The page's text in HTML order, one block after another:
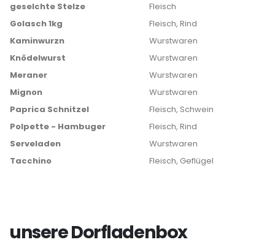
geselchte Stelze
Fleisch
Golasch 1kg
Fleisch, Rind
Kaminwurzn
Wurstwaren
Knödelwurst
Wurstwaren
Meraner
Wurstwaren
Mignon
Wurstwaren
Paprica Schnitzel
Fleisch, Schwein
Polpette - Hambuger
Fleisch, Rind
Serveladen
Wurstwaren
Tacchino
Fleisch, Geflügel
unsere Dorfladenbox